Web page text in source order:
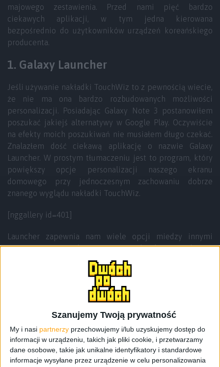
Szanujemy Twoją prywatność
My i nasi partnerzy przechowujemy i/lub uzyskujemy dostęp do
informacji w urządzeniu, takich jak pliki cookie, i przetwarzamy
dane osobowe, takie jak unikalne identyfikatory i standardowe
informacje wysyłane przez urządzenie w celu personalizowania
majowego zestawienia. Przed nami pięć bardzo
ciekawych aplikacji, w tym jedna kierowana
bezpośrednio do użytkowników urządzeń koreańskiego
producenta.
1. Galaxy Launcher
Jeśli używanie nakładki TouchWiz to z pewnością wiecie,
że nie ma ona bardzo rozbudowanych możliwości
personalizacji. Posiadając Galaxy Note 3 postanowiłem
poszukać jakiejś alternatywy w Google Play. Oczywiście
na efekty moich poszukiwań nie musiałem długo czekać.
Znalazłem dość ciekawą aplikację o nazwie Galaxy
Launcher. W prostym tłumaczeniu jest to program, który
powiększy opcje personalizacji naszego ekranu
domowego przy jednoczesnym zachowaniu dobrze
znanego wyglądu nakładki TouchWiz.
[nggallery id=401]
Launcher zapewnia nam wiele opcji miedzy innymi
zmiana rozmiaru ikon, zmiana siatki ikon na ekranie
domowym lub siatce aplikacji, dodatkowe efekty
przewijania, dodawanie większej ilości ikon do docka i
wiele, wiele więcej. Jest też dostępna płatna wersja tego
programu, która dodaje jeszcze więcej możliwości.
[button
link=”https://play.google.com/store/apps/details?
id=com.epic.launcher.tw” color=”blue2″